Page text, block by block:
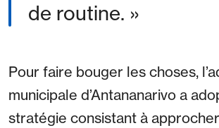
de routine. »
Pour faire bouger les choses,
municipale d’Antananarivo a
stratégie consistant à